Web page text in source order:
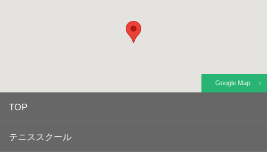
Google Map
TOP
テニススクール